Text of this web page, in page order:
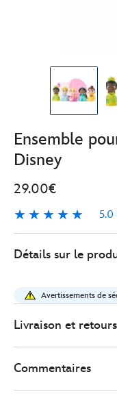
Ensemble
Disney
29.00€
5.0
5.0
14
29.00
bain-
417139937310.html
http://schema.org/InStock
Détails sur le
Avertissements de
Livraison et retours
Commentaires